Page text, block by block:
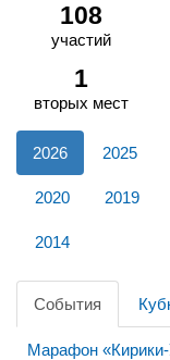
108
участий
1
вторых мест
2026 2025
2020 2019
2014
События
Марафон